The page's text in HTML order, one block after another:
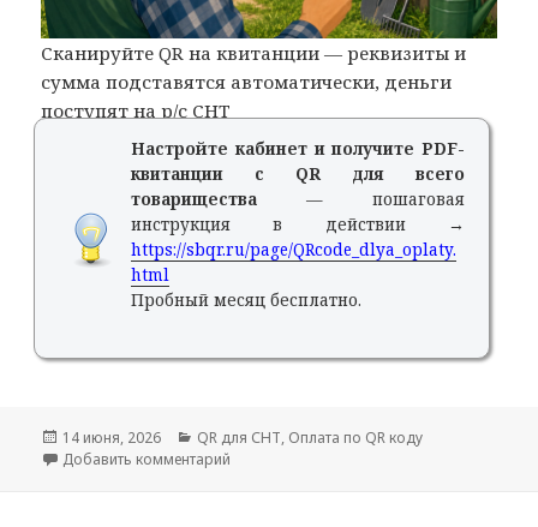
Сканируйте QR на квитанции — реквизиты и
сумма подставятся автоматически, деньги
поступят на р/с СНТ
Настройте кабинет и получите PDF-
квитанции с QR для всего
товарищества — пошаговая
инструкция в действии →
https://sbqr.ru/page/QRcode_dlya_oplaty.
html
Пробный месяц бесплатно.
Опубликовано
14 июня, 2026 Рубрики
QR для СНТ, Оплата по QR коду
Добавить комментарий